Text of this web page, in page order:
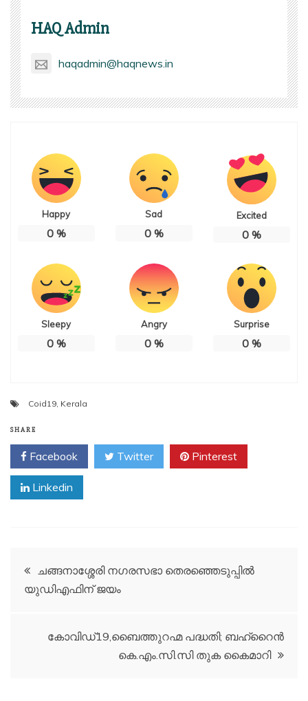
HAQ Admin
haqadmin@haqnews.in
Happy
0%
Sad
0%
Excited
0%
Sleepy
0%
Angry
0%
Surprise
0%
Coid19, Kerala
SHARE
Facebook Twitter Pinterest
Linkedin
Post
navigation
ചങ്ങനാശ്ശേരി നഗരസഭാ തെരഞ്ഞെടുപ്പിൽ
യുഡിഎഫിന് ജയം
കോവിഡ്19,ബൈത്തുറഹ്മ പദ്ധതി; ബഹ്റൈൻ
കെ.എം.സി.സി തുക കൈമാറി